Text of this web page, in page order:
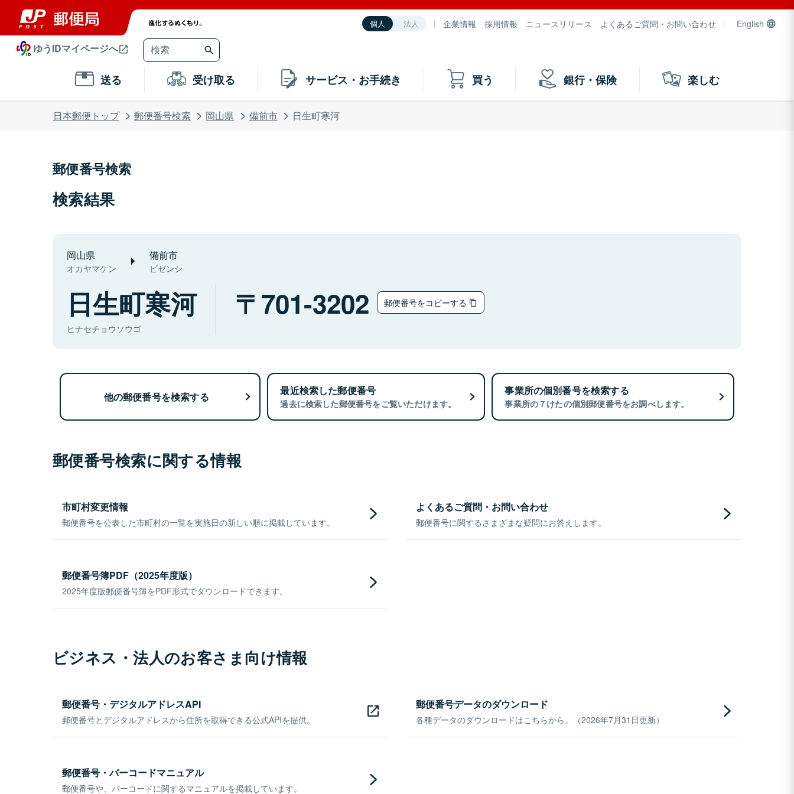
個人 法人 企業情報 採用情報 ニュースリリース よくあるご質問・お問い合わせ English
ゆうIDマイページへ
送る 受け取る サービス・お手続き 買う 銀行・保険 楽しむ
日本郵便トップ 郵便番号検索 岡山県 備前市 日生町寒河
郵便番号検索
検索結果
岡山県
オカヤマケン
備前市
ビゼンシ
日生町寒河
ヒナセチョウソウゴ
701-3202 郵便番号をコピーする
他の郵便番号を検索する 最近検索した郵便番号
過去に検索した郵便番号をご覧いただけます。
事業所の個別番号を検索する
事業所の７けたの個別郵便番号をお調べします。
郵便番号検索に関する情報
市町村変更情報
郵便番号を公表した市町村の一覧を実施日の新しい順に掲載しています。
よくあるご質問・お問い合わせ
郵便番号に関するさまざまな疑問にお答えします。
郵便番号簿PDF（2025年度版）
2025年度版郵便番号簿をPDF形式でダウンロードできます。
ビジネス・法人のお客さま向け情報
郵便番号・デジタルアドレスAPI
郵便番号とデジタルアドレスから住所を取得できる公式APIを提供。
郵便番号データのダウンロード
各種データのダウンロードはこちらから。（2026年7月31日更新）
郵便番号・バーコードマニュアル
郵便番号や、バーコードに関するマニュアルを掲載しています。